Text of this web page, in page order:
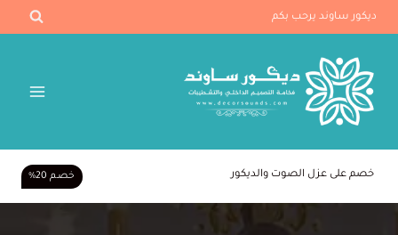
التجاوز
إلى
المحتوى
ديكور ساوند يرحب بكم
خصم على عزل الصوت والديكور خصـم 20%